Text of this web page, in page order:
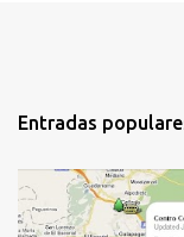
Entradas